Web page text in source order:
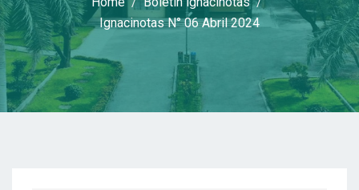
Ignacinotas N° 06 Abril 2024